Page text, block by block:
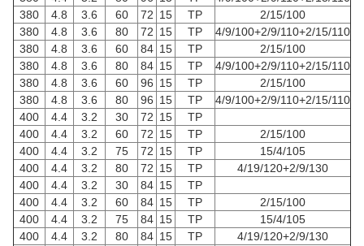
380
4.8 3.6 60 72 15 TP
2/15/100
380
4.8 3.6 80 72 15 TP
4/9/100+2/9/110+2/15/110
380
4.8 3.6 60 84 15 TP
2/15/100
380
4.8 3.6 80 84 15 TP
4/9/100+2/9/110+2/15/110
380
4.8 3.6 60 96 15 TP
2/15/100
380
4.8 3.6 80 96 15 TP
4/9/100+2/9/110+2/15/110
400
4.4 3.2 30 72 15
TP
400
4.4 3.2 60 72 15 TP
2/15/100
400
4.4 3.2 75 72 15 TP
15/4/105
400
4.4 3.2 80 72 15 TP
4/19/120+2/9/130
400
4.4 3.2 30 84 15
TP
400
4.4 3.2 60 84 15 TP
2/15/100
400
4.4 3.2 75 84 15 TP
15/4/105
400
4.4 3.2 80 84 15 TP
4/19/120+2/9/130